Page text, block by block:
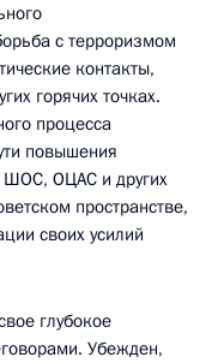
с терроризмом
контакты,
горячих точках.
процесса
повышения
ОЦАС и других
пространстве,
своих усилий
глубокое
Убежден,